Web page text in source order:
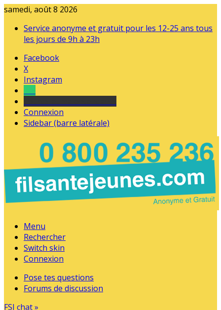
samedi, août 8 2026
Service anonyme et gratuit pour les 12-25 ans tous
les jours de 9h à 23h
Facebook
X
Instagram
Connexion
Sidebar (barre latérale)
Menu
Rechercher
Switch skin
Connexion
Pose tes questions
Forums de discussion
FSJ chat »